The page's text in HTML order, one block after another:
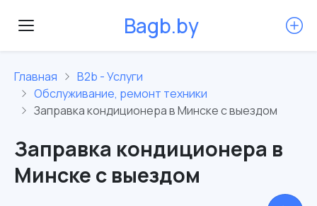
Bagb.by
Главная
B2b - Услуги
Обслуживание, ремонт техники
Заправка кондиционера в Минске с выездом
Заправка кондиционера в
Минске с выездом